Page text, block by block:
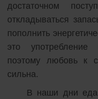
достаточном
откладываться
пополнить
это
поэтому любовь к
сильна.
В наши дни еда